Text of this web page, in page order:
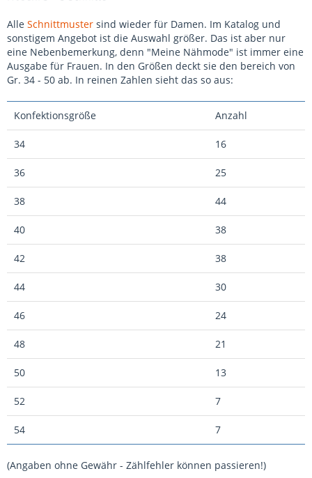
Alle Schnittmuster sind wieder für Damen. Im Katalog und
sonstigem Angebot ist die Auswahl größer. Das ist aber nur
eine Nebenbemerkung, denn "Meine Nähmode" ist immer eine
Ausgabe für Frauen. In den Größen deckt sie den bereich von
Gr. 34 - 50 ab. In reinen Zahlen sieht das so aus:
Konfektionsgröße Anzahl
34 16
36 25
38 44
40 38
42 38
44 30
46 24
48 21
50 13
52 7
54 7
(Angaben ohne Gewähr - Zählfehler können passieren!)